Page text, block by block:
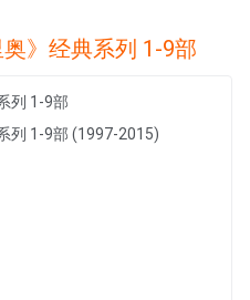
奥》经典系列 1-9部
列 1-9部
列 1-9部 (1997-2015)